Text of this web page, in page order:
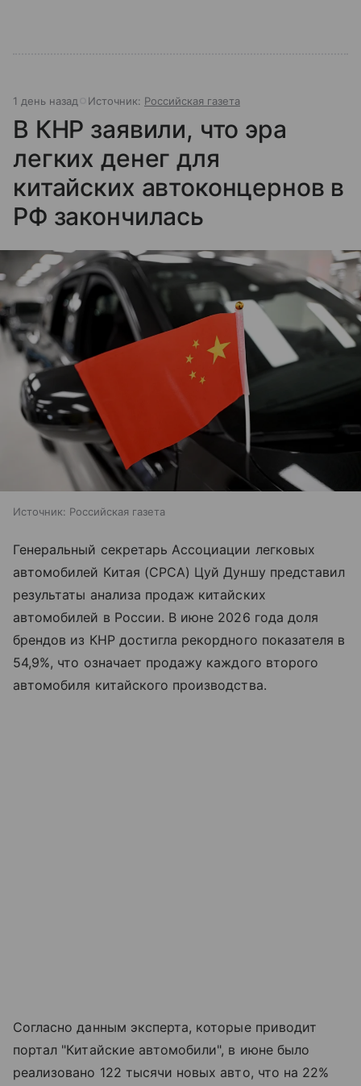
1 день назад Источник: Российская газета
В КНР заявили, что эра
легких денег для
китайских автоконцернов в
РФ закончилась
Источник: Российская газета
Генеральный секретарь Ассоциации легковых
автомобилей Китая (CPCA) Цуй Дуншу представил
результаты анализа продаж китайских
автомобилей в России. В июне 2026 года доля
брендов из КНР достигла рекордного показателя в
54,9%, что означает продажу каждого второго
автомобиля китайского производства.
Согласно данным эксперта, которые приводит
портал "Китайские автомобили", в июне было
реализовано 122 тысячи новых авто, что на 22%